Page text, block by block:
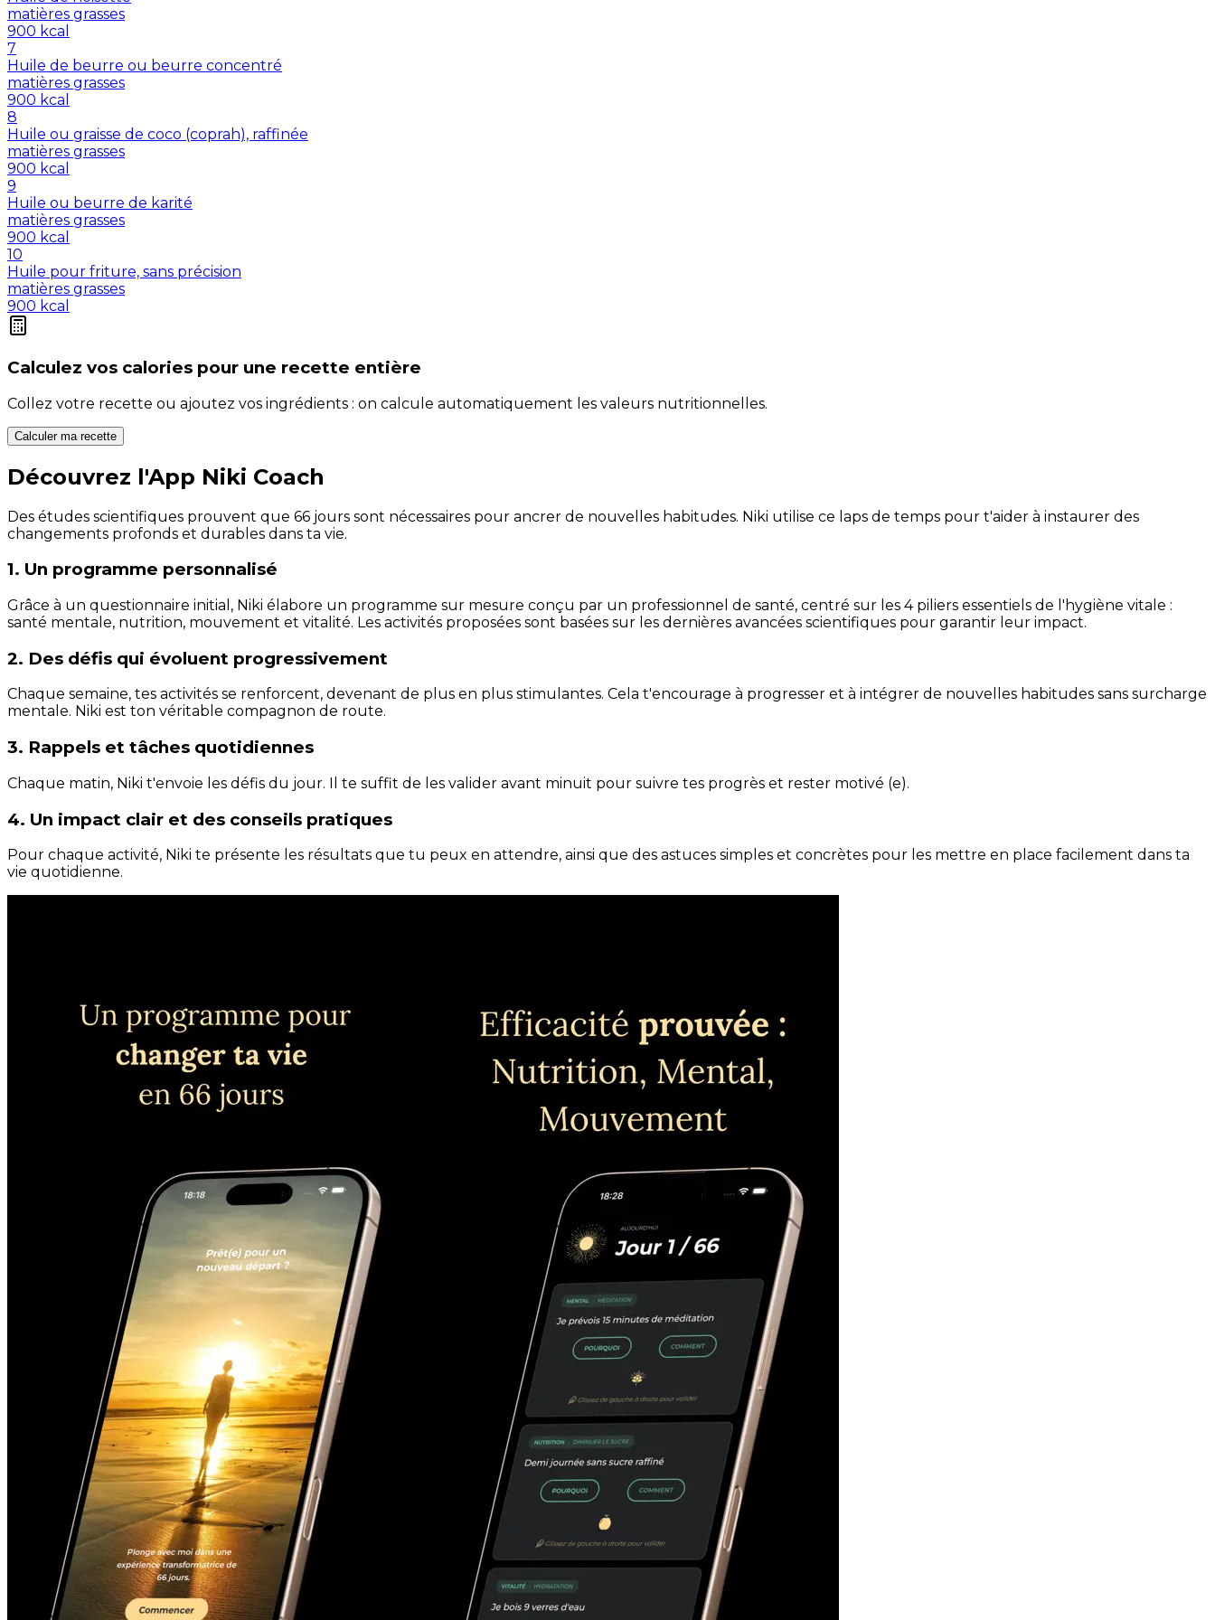
matières grasses
900 kcal
7
Huile de beurre ou beurre concentré
matières grasses
900 kcal
8
Huile ou graisse de coco (coprah), raffinée
matières grasses
900 kcal
9
Huile ou beurre de karité
matières grasses
900 kcal
10
Huile pour friture, sans précision
matières grasses
900 kcal
Calculez vos calories pour une recette entière
Collez votre recette ou ajoutez vos ingrédients : on calcule automatiquement les valeurs nutritionnelles.
Calculer ma recette
Découvrez l'App Niki Coach
Des études scientifiques prouvent que 66 jours sont nécessaires pour ancrer de nouvelles habitudes. Niki utilise ce laps de temps pour t'aider à instaurer des
changements profonds et durables dans ta vie.
1. Un programme personnalisé
Grâce à un questionnaire initial, Niki élabore un programme sur mesure conçu par un professionnel de santé, centré sur les 4 piliers essentiels de l'hygiène vitale :
santé mentale, nutrition, mouvement et vitalité. Les activités proposées sont basées sur les dernières avancées scientifiques pour garantir leur impact.
2. Des défis qui évoluent progressivement
Chaque semaine, tes activités se renforcent, devenant de plus en plus stimulantes. Cela t'encourage à progresser et à intégrer de nouvelles habitudes sans surcharge
mentale. Niki est ton véritable compagnon de route.
3. Rappels et tâches quotidiennes
Chaque matin, Niki t'envoie les défis du jour. Il te suffit de les valider avant minuit pour suivre tes progrès et rester motivé (e).
4. Un impact clair et des conseils pratiques
Pour chaque activité, Niki te présente les résultats que tu peux en attendre, ainsi que des astuces simples et concrètes pour les mettre en place facilement dans ta
vie quotidienne.